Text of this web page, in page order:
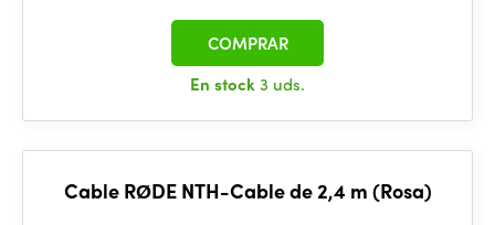
En stock3 uds.
COMPRAR
Cable RØDE NTH-Cable de 2,4 m (Rosa)